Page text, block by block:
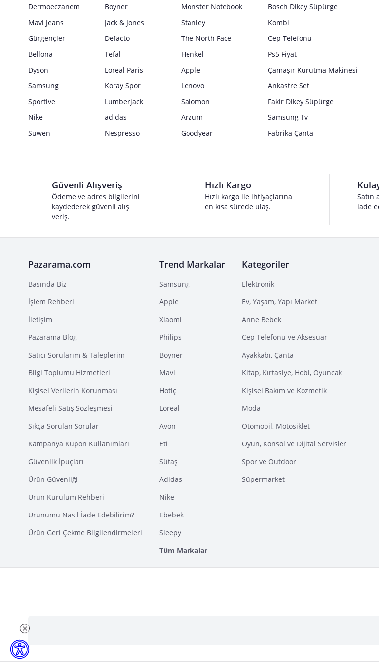
Dermoeczanem
Boyner
Monster Notebook
Mavi Jeans
Jack & Jones
Stanley
Gürgençler
Defacto
The North Face
Bellona
Tefal
Henkel
Dyson
Loreal Paris
Apple
Samsung
Koray Spor
Lenovo
Sportive
Lumberjack
Salomon
Nike
adidas
Arzum
Suwen
Nespresso Goodyear
Bosch Dikey Süpürge
Kombi
Cep Telefonu
Ps5 Fiyat
Çamaşır Kurutma Makinesi
Ankastre Set
Fakir Dikey Süpürge
Samsung Tv
Fabrika Çanta
Güvenli Alışveriş
Ödeme ve adres bilgilerini
kaydederek güvenli alış
veriş.
Hızlı Kargo
Hızlı kargo ile ihtiyaçlarına
en kısa sürede ulaş.
Satın
iade
Pazarama.com
Basında Biz
İşlem Rehberi
İletişim
Pazarama Blog
Satıcı Sorularım & Taleplerim
Bilgi Toplumu Hizmetleri
Kişisel Verilerin Korunması
Mesafeli Satış Sözleşmesi
Sıkça Sorulan Sorular
Kampanya Kupon Kullanımları
Güvenlik İpuçları
Ürün Güvenliği
Ürün Kurulum Rehberi
Ürünümü Nasıl İade Edebilirim?
Ürün Geri Çekme Bilgilendirmeleri
Trend Markalar
Samsung
Apple
Xiaomi
Philips
Boyner
Mavi
Hotiç
Loreal
Avon
Eti
Sütaş
Adidas
Nike
Ebebek
Sleepy
Tüm Markalar
Kategoriler
Elektronik
Ev, Yaşam, Yapı Market
Anne Bebek
Cep Telefonu ve Aksesuar
Ayakkabı, Çanta
Kitap, Kırtasiye, Hobi, Oyuncak
Kişisel Bakım ve Kozmetik
Moda
Otomobil, Motosiklet
Oyun, Konsol ve Dijital Servisler
Spor ve Outdoor
Süpermarket